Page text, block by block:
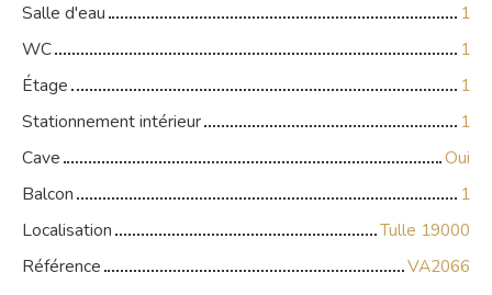
Salle d'eau
1
WC
1
Étage
1
Stationnement intérieur
1
Cave
Oui
Balcon
1
Localisation
Tulle 19000
Référence
VA2066